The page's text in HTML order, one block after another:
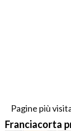
Pagine più
Franciacorta